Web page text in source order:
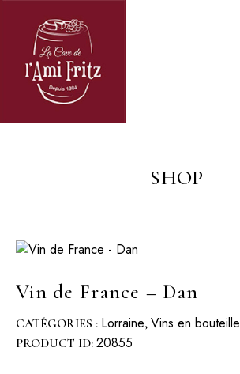
SHOP
Vin de France – Dan
CATÉGORIES : Lorraine, Vins en bouteille
PRODUCT ID: 20855